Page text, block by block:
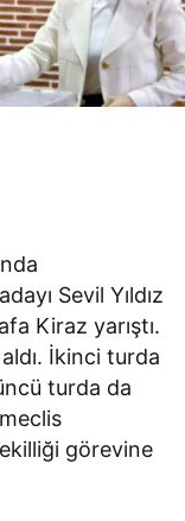
Sevil Yıldız
Kiraz yarıştı.
İkinci turda
turda da
görevine